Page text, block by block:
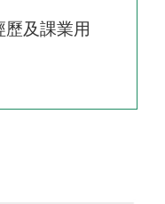
及課業用